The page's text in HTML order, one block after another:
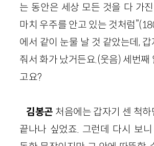
는 동안은 세상 모든 것을 다 가
마치 우주를 안고 있는 것처럼
에서 같이 눈물 날 것 같았는데,
줘서 화가 났거든요.(웃음) 세번째
고요?
김봉곤 처음에는 갑자기 센 척
끝나나 싶었죠. 그런데 다시 보